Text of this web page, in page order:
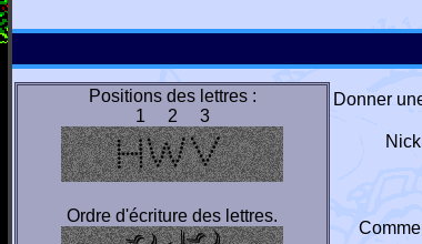
Positions des lettres :
1 2 3
Ordre d'écriture des lettres.
Donner